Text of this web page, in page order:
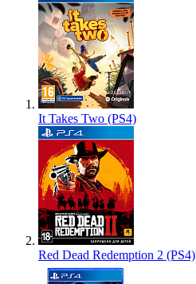
It Takes Two (PS4)
Red Dead Redemption 2 (PS4)